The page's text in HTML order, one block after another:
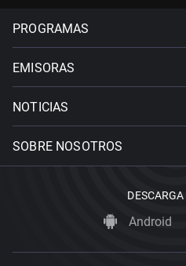
PROGRAMAS
EMISORAS
NOTICIAS
SOBRE NOSOTROS
Android